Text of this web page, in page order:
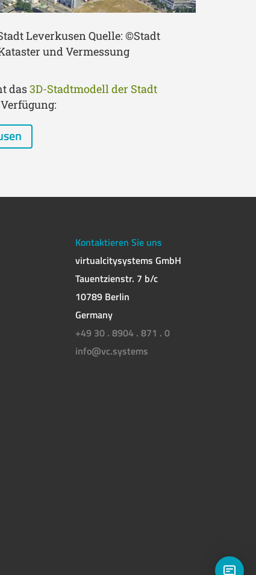
Leverkusen Quelle: ©Stadt
und Vermessung
das3D-Stadtmodell der Stadt
Kontaktieren Sie uns
virtualcitysystems GmbH
Tauentzienstr. 7 b/c
10789 Berlin
Germany
+49 30 . 8904 . 871 . 0
info@vc.systems